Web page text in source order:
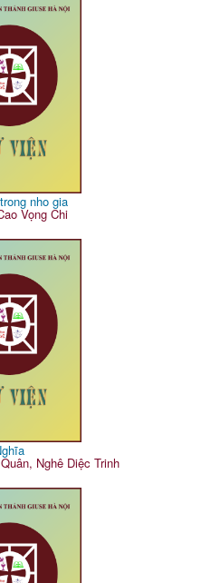
nho gia
Vọng Chi
Nghê Diệc Trinh